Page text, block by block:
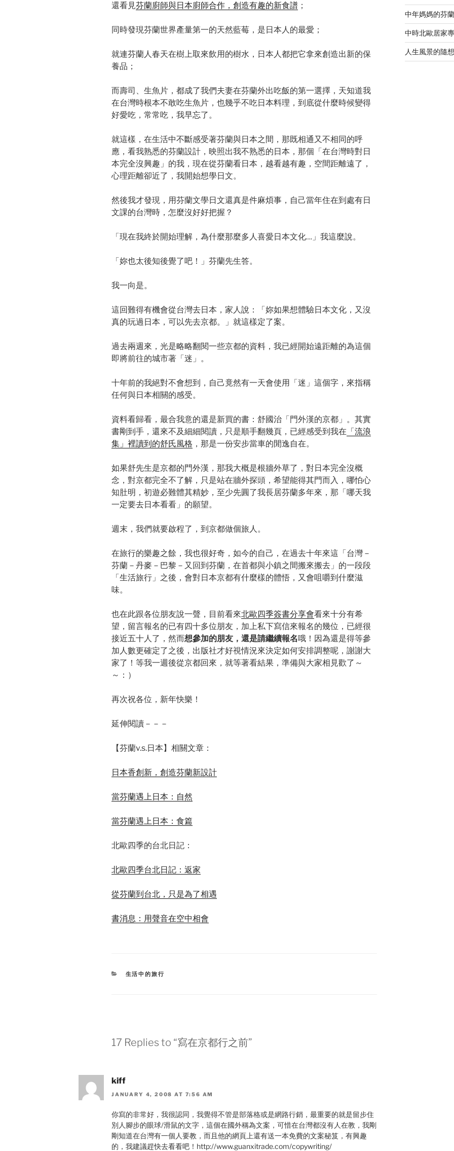
還看見芬蘭廚師與日本廚師合作，創造有趣的新食譜 ；
同時發現芬蘭世界產量第一的天然藍莓，是日本人的最愛；
就連芬蘭人春天在樹上取來飲用的樹水，日本人都把它拿來創造出新的保
養品；
而壽司、生魚片，都成了我們夫妻在芬蘭外出吃飯的第一選擇，天知道我
在台灣時根本不敢吃生魚片，也幾乎不吃日本料理，到底從什麼時候變得
好愛吃，常常吃，我早忘了。
就這樣，在生活中不斷感受著芬蘭與日本之間，那既相通又不相同的呼
應，看我熟悉的芬蘭設計，映照出我不熟悉的日本，那個「在台灣時對日
本完全沒興趣」的我，現在從芬蘭看日本，越看越有趣，空間距離遠了，
心理距離卻近了，我開始想學日文。
然後我才發現，用芬蘭文學日文還真是件麻煩事，自己當年住在到處有日
文課的台灣時，怎麼沒好好把握？
「現在我終於開始理解，為什麼那麼多人喜愛日本文化…」我這麼說。
「妳也太後知後覺了吧！」芬蘭先生答。
我一向是。
這回難得有機會從台灣去日本，家人說：「妳如果想體驗日本文化，又沒
真的玩過日本，可以先去京都。」就這樣定了案。
過去兩週來，光是略略翻閱一些京都的資料，我已經開始遠距離的為這個
即將前往的城市著「迷」。
十年前的我絕對不會想到，自己竟然有一天會使用「迷」這個字，來指稱
任何與日本相關的感受。
資料看歸看，最合我意的還是新買的書：舒國治「門外漢的京都」。其實
書剛到手，還來不及細細閱讀，只是順手翻幾頁，已經感受到我在 「流浪
集」裡讀到的舒氏風格 ，那是一份安步當車的閒逸自在。
如果舒先生是京都的門外漢，那我大概是根牆外草了，對日本完全沒概
念，對京都完全不了解，只是站在牆外探頭，希望能得其門而入，哪怕心
知肚明，初遊必難體其精妙，至少先圓了我長居芬蘭多年來，那「哪天我
一定要去日本看看」的願望。
週末，我們就要啟程了，到京都做個旅人。
在旅行的樂趣之餘，我也很好奇，如今的自己，在過去十年來這「台灣－
芬蘭－丹麥－巴黎－又回到芬蘭，在首都與小鎮之間搬來搬去」的一段段
「生活旅行」之後，會對日本京都有什麼樣的體悟，又會咀嚼到什麼滋
味。
也在此跟各位朋友說一聲，目前看來北歐四季簽書分享會看來十分有希
望，留言報名的已有四十多位朋友，加上私下寫信來報名的幾位，已經很
接近五十人了，然而想參加的朋友，還是請繼續報名哦！因為還是得等參
加人數更確定了之後，出版社才好視情況來決定如何安排調整呢，謝謝大
家了！等我一週後從京都回來，就等著看結果，準備與大家相見歡了～
～：）
再次祝各位，新年快樂！
延伸閱讀－－－
【芬蘭v.s.日本】相關文章：
日本香創新，創造芬蘭新設計
當芬蘭遇上日本：自然
當芬蘭遇上日本：食篇
北歐四季的台北日記：
北歐四季台北日記：返家
從芬蘭到台北，只是為了相遇
書消息：用聲音在空中相會
CATEGORIES
生活中的旅行
17 Replies to “寫在京都行之前”
kiff
JANUARY 4, 2008 AT 7:56 AM
你寫的非常好，我很認同，我覺得不管是部落格或是網路行銷，最重要的就是留步住
別人腳步的眼球/滑鼠的文字，這個在國外稱為文案，可惜在台灣都沒有人在教，我剛
剛知道在台灣有一個人要教，而且他的網頁上還有送一本免費的文案秘笈，有興趣
的，我建議趕快去看看吧！http://www.guanxitrade.com/copywriting/
中年媽媽的芬
中時北歐居家
人生風景的隨想